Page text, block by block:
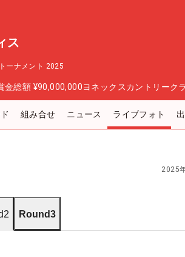
ス
ーナメント 2025
金総額 ¥90,000,000ヨネックスカントリーク
組み合せ ニュース ライブフォト
2025
Round3